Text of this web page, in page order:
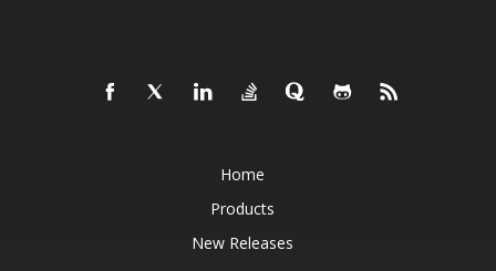
Home
Products
New Releases